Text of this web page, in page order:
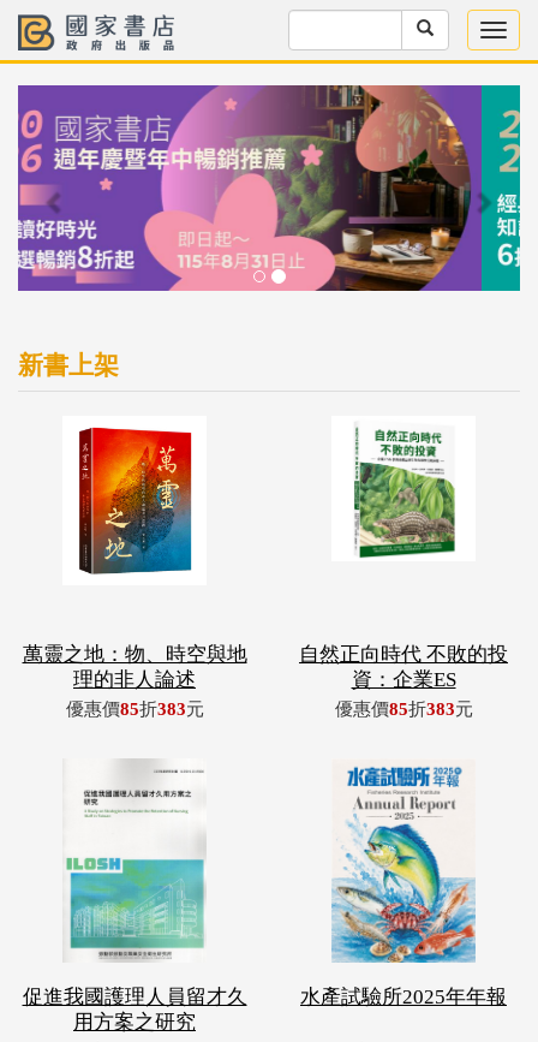
新書上架
萬靈之地：物、時空與地
理的非人論述
優惠價85折383元
自然正向時代 不敗的投
資：企業ES
優惠價85折383元
促進我國護理人員留才久
用方案之研究
水產試驗所2025年年報